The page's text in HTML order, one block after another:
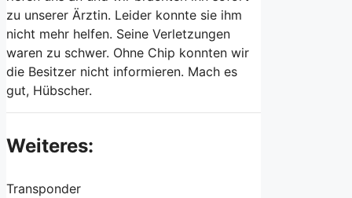
zu unserer Ärztin. Leider konnte sie ihm
nicht mehr helfen. Seine Verletzungen
waren zu schwer. Ohne Chip konnten wir
die Besitzer nicht informieren. Mach es
gut, Hübscher.
Weiteres:
Transponder